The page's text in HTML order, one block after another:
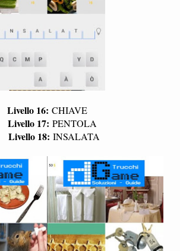
Livello 16: CHIAVE
Livello 17: PENTOLA
Livello 18: INSALATA